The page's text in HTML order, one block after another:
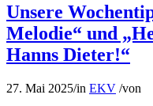
Unsere
Melodie“ und
Hanns Dieter!“
27. Mai 2025/in EKV /von